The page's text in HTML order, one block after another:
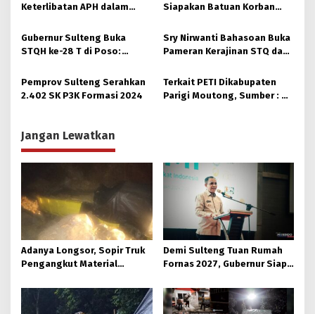
Keterlibatan APH dalam
Siapakan Batuan Korban
Moutong Gerak Cepat
Distribusi
Gubernur Sulteng Buka
STQH ke-28 T di Poso:
Ukhuwah dan Toleransi
Sry Nirwanti Bahasoan Buka
Pameran Kerajinan STQ dan
Pemprov Sulteng Serahkan
2.402 SK P3K Formasi 2024
Terkait PETI Dikabupaten
Parigi Moutong, Sumber : Di
Jangan Lewatkan
Adanya Longsor, Sopir Truk
Pengangkut Material
Korban
Demi Sulteng Tuan Rumah
Fornas 2027, Gubernur Siap